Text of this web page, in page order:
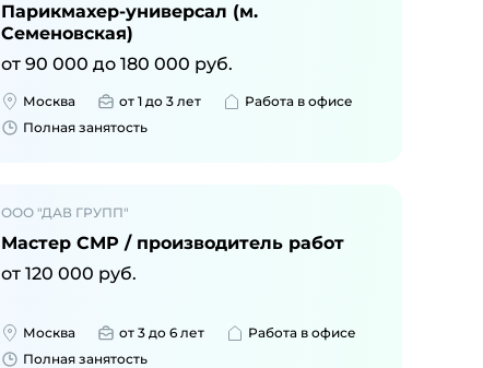
Парикмахер-универсал (м.
Семеновская)
от 90 000 до 180 000 руб.
Москва от 1 до 3 лет
Работа в офисе
Полная занятость
ООО "ДАВ ГРУПП"
Мастер СМР / производитель работ
от 120 000 руб.
Москва от 3 до 6 лет
Работа в офисе
Полная занятость